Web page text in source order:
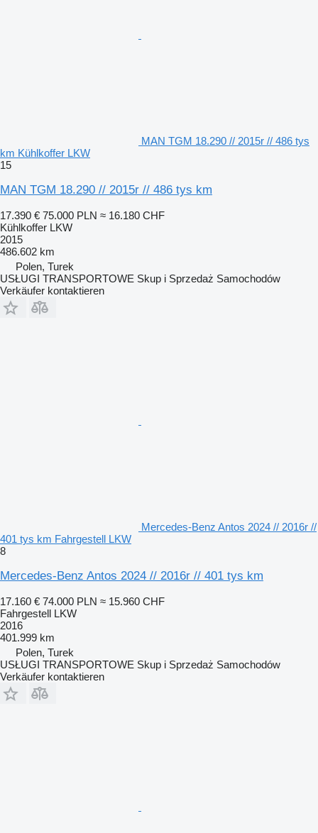
MAN TGM 18.290 // 2015r // 486 tys
km Kühlkoffer LKW
15
MAN TGM 18.290 // 2015r // 486 tys km
17.390 € 75.000 PLN ≈ 16.180 CHF
Kühlkoffer LKW
2015
486.602 km
Polen, Turek
USŁUGI TRANSPORTOWE Skup i Sprzedaż Samochodów
Verkäufer kontaktieren
Mercedes-Benz Antos 2024 // 2016r //
401 tys km Fahrgestell LKW
8
Mercedes-Benz Antos 2024 // 2016r // 401 tys km
17.160 € 74.000 PLN ≈ 15.960 CHF
Fahrgestell LKW
2016
401.999 km
Polen, Turek
USŁUGI TRANSPORTOWE Skup i Sprzedaż Samochodów
Verkäufer kontaktieren